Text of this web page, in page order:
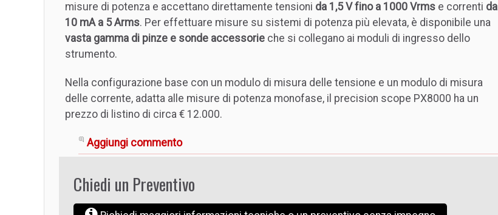
misure di potenza e accettano direttamente tensioni da 1,5 V fino a 1000 Vrms e correnti da
10 mA a 5 Arms. Per effettuare misure su sistemi di potenza più elevata, è disponibile una
vasta gamma di pinze e sonde accessorie che si collegano ai moduli di ingresso dello
strumento.
Nella configurazione base con un modulo di misura delle tensione e un modulo di misura
delle corrente, adatta alle misure di potenza monofase, il precision scope PX8000 ha un
prezzo di listino di circa € 12.000.
Aggiungi commento
Chiedi un Preventivo